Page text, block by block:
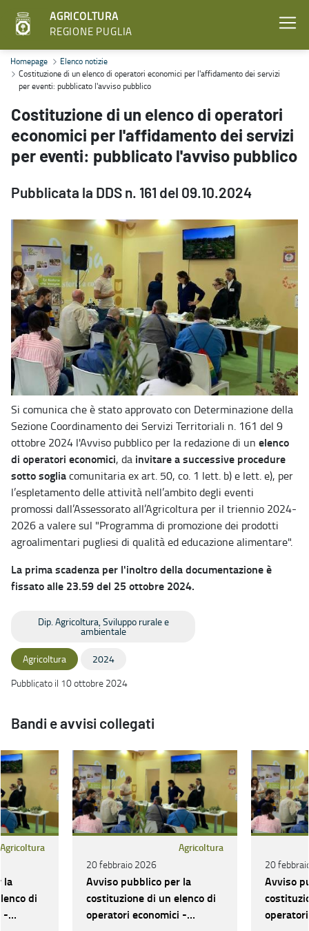
AGRICOLTURA
REGIONE PUGLIA
Costituzione di un elenco di operatori economici per
Homepage
Elenco notizie
Costituzione di un elenco di operatori economici per l'affidamento dei servizi
per eventi: pubblicato l'avviso pubblico
Costituzione di un elenco di operatori
economici per l'affidamento dei servizi
per eventi: pubblicato l'avviso pubblico
Pubblicata la DDS n. 161 del 09.10.2024
Si comunica che è stato approvato con Determinazione della
Sezione Coordinamento dei Servizi Territoriali n. 161 del 9
ottobre 2024 l'Avviso pubblico per la redazione di un elenco
di operatori economici, da invitare a successive procedure
sotto sogliacomunitaria ex art. 50, co. 1 lett. b) e lett. e), per
l’espletamento delle attività nell’ambito degli eventi
promossi dall’Assessorato all’Agricoltura per il triennio 2024-
2026 a valere sul "Programma di promozione dei prodotti
agroalimentari pugliesi di qualità ed educazione alimentare".
La prima scadenza per l'inoltro della documentazione è
fissato alle 23.59 del 25 ottobre 2024.
Dip. Agricoltura, Sviluppo rurale e
ambientale
Agricoltura
2024
Pubblicato il 10 ottobre 2024
Bandi e avvisi collegati
Agricoltura
la
di
-
Agricoltura
20 febbraio 2026
Avviso pubblico per la
costituzione di un elenco di
operatori economici -
20
Avviso